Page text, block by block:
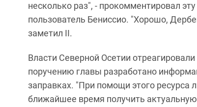
несколько раз", - прокомментировал
пользователь Бениссио. "Хорошо,
заметил II.
Власти Северной Осетии
поручению главы разработано
заправках. "При помощи этого ресурса
ближайшее время получить